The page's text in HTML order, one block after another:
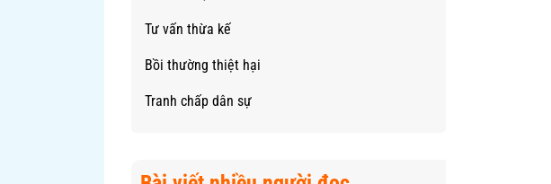
Tư vấn thừa kế
Bồi thường thiệt hại
Tranh chấp dân sự